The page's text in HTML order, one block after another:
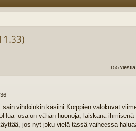
155 viestiä
vihdoinkin käsiini Korppien valokuvat
osa on vähän huonoja, laiskana
jos nyt joku vielä tässä vaiheessa